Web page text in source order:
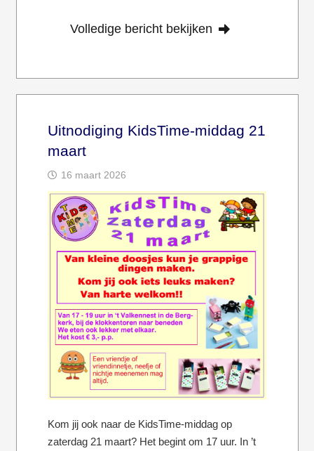
Volledige bericht bekijken
Uitnodiging KidsTime-middag 21
maart
16 maart 2026
Kom jij ook naar de KidsTime-middag op
zaterdag 21 maart? Het begint om 17 uur. In ’t